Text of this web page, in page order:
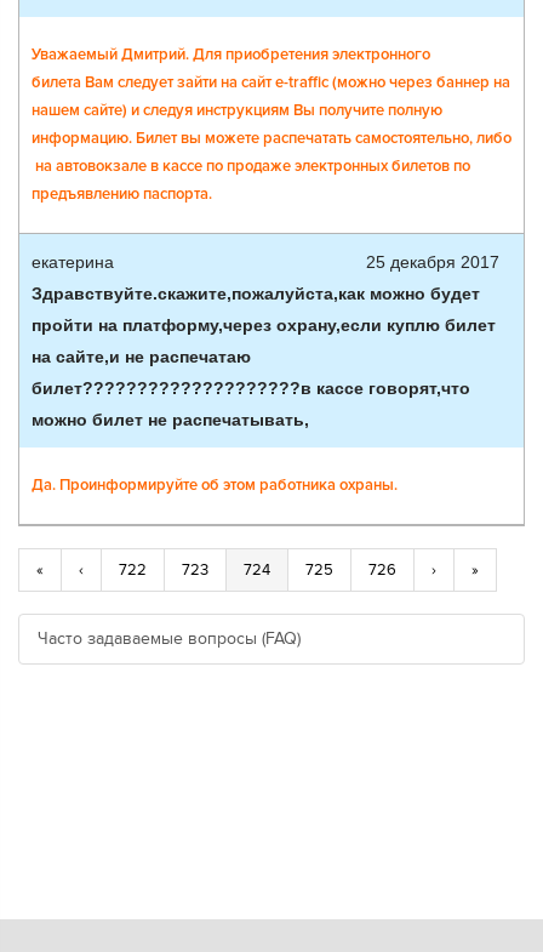
Уважаемый Дмитрий. Для приобретения электронного
билета Вам следует зайти на сайт e-traffic (можно через баннер на
нашем сайте) и следуя инструкциям Вы получите полную
информацию. Билет вы можете распечатать самостоятельно, либо
на автовокзале в кассе по продаже электронных билетов по
предъявлению паспорта.
екатерина
25 декабря 2017
Здравствуйте.скажите,пожалуйста,как можно будет
пройти на платформу,через охрану,если куплю билет
на сайте,и не распечатаю
билет????????????????????в кассе говорят,что
можно билет не распечатывать,
Да. Проинформируйте об этом работника охраны.
« ‹ 722 723 724 725 726 › »
Часто задаваемые вопросы (FAQ)